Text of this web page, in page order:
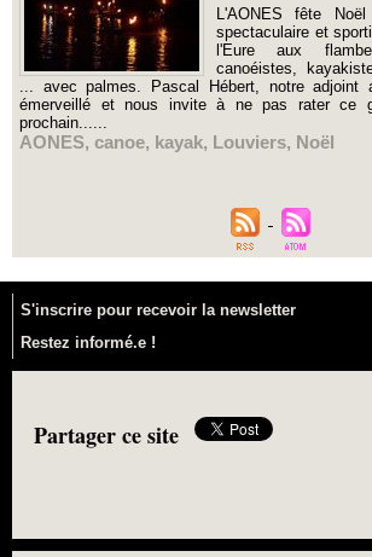
L'AONES fête
spectaculaire et
l'Eure aux
canoéistes,
... avec palmes. Pascal Hébert, notre adjoint
émerveillé et nous invite à ne pas rater ce
prochain......
AONES, canoe, kayak, Louviers, Noël
S'inscrire pour recevoir la newsletter
Restez informé.e !
Partager ce site